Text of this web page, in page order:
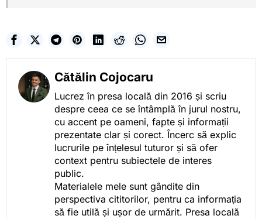
Cătălin Cojocaru
Lucrez în presa locală din 2016 și scriu
despre ceea ce se întâmplă în jurul nostru,
cu accent pe oameni, fapte și informații
prezentate clar și corect. Încerc să explic
lucrurile pe înțelesul tuturor și să ofer
context pentru subiectele de interes
public.
Materialele mele sunt gândite din
perspectiva cititorilor, pentru ca informația
să fie utilă și ușor de urmărit. Presa locală